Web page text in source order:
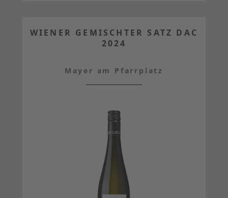
WIENER GEMISCHTER SATZ DAC
2024
Mayer am Pfarrplatz